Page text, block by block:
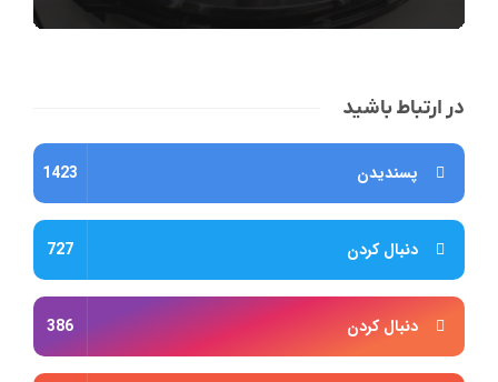
در ارتباط باشید
پسندیدن 1423
دنبال کردن 727
دنبال کردن 386